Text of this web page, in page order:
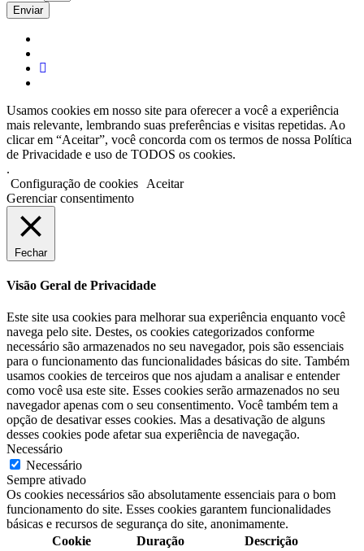
Enviar
Usamos cookies em nosso site para oferecer a você a experiência
mais relevante, lembrando suas preferências e visitas repetidas. Ao
clicar em “Aceitar”, você concorda com os termos de nossa Política
de Privacidade e uso de TODOS os cookies.
.
Configuração de cookies
Aceitar
Gerenciar consentimento
Fechar
Visão Geral de Privacidade
Este site usa cookies para melhorar sua experiência enquanto você
navega pelo site. Destes, os cookies categorizados conforme
necessário são armazenados no seu navegador, pois são essenciais
para o funcionamento das funcionalidades básicas do site. Também
usamos cookies de terceiros que nos ajudam a analisar e entender
como você usa este site. Esses cookies serão armazenados no seu
navegador apenas com o seu consentimento. Você também tem a
opção de desativar esses cookies. Mas a desativação de alguns
desses cookies pode afetar sua experiência de navegação.
Necessário
Necessário
Sempre ativado
Os cookies necessários são absolutamente essenciais para o bom
funcionamento do site. Esses cookies garantem funcionalidades
básicas e recursos de segurança do site, anonimamente.
Cookie
Duração Descrição